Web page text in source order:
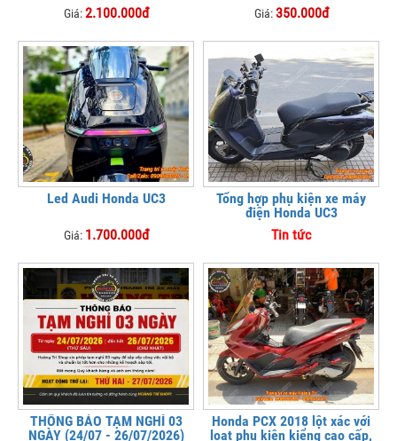
Giá:2.100.000đ Giá:350.000đ
Led Audi Honda UC3
Giá: 1.700.000đ
Tổng hợp phụ kiện xe máy
điện Honda UC3
Tin tức
THÔNG BÁO TẠM NGHỈ 03
NGÀY (24/07 - 26/07/2026)
Honda PCX 2018 lột xác với
loạt phụ kiện kiểng cao cấp,